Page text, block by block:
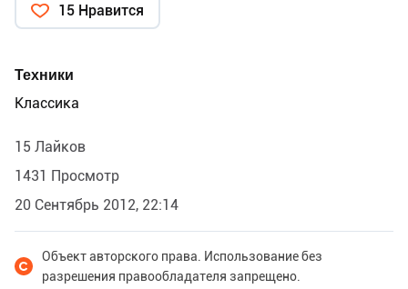
15 Нравится
Техники
Классика
15 Лайков
1431 Просмотр
20 Сентябрь 2012, 22:14
Объект авторского права. Использование без
разрешения правообладателя запрещено.